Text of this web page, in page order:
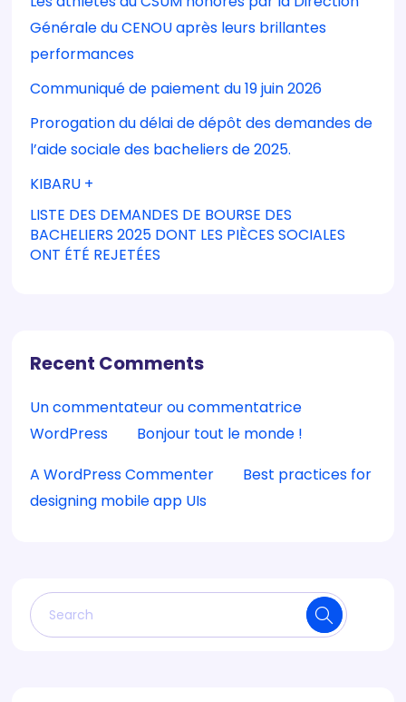
Générale du CENOU après leurs brillantes
performances
Communiqué de paiement du 19 juin 2026
Prorogation du délai de dépôt des demandes de
l’aide sociale des bacheliers de 2025.
KIBARU +
LISTE DES DEMANDES DE BOURSE DES
BACHELIERS 2025 DONT LES PIÈCES SOCIALES
ONT ÉTÉ REJETÉES
Recent Comments
Un commentateur ou commentatrice
WordPress
Bonjour tout le monde !
A WordPress Commenter
Best practices for
designing mobile app UIs